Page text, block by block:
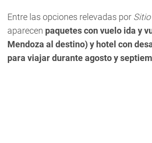
Entre las opciones relevadas por
aparecen paquetes con vuelo ida y
Mendoza al destino) y hotel con
para viajar durante agosto y